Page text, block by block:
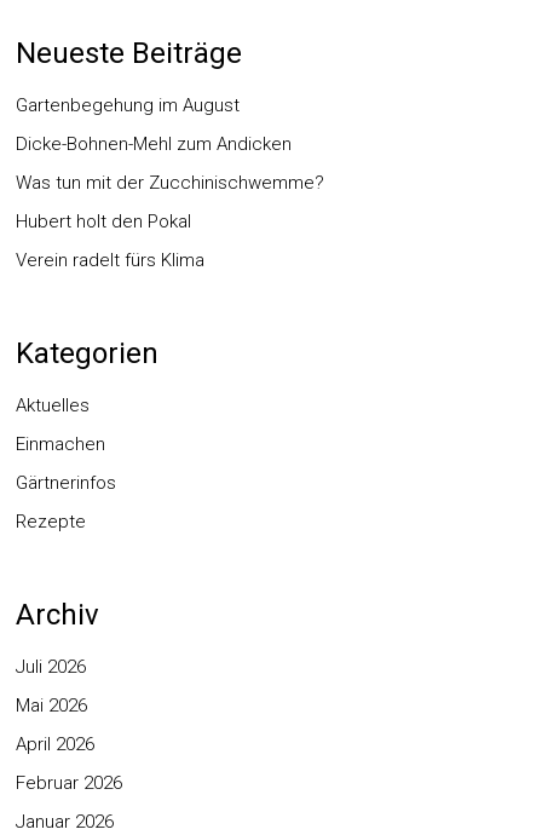
Neueste Beiträge
Gartenbegehung im August
Dicke-Bohnen-Mehl zum Andicken
Was tun mit der Zucchinischwemme?
Hubert holt den Pokal
Verein radelt fürs Klima
Kategorien
Aktuelles
Einmachen
Gärtnerinfos
Rezepte
Archiv
Juli 2026
Mai 2026
April 2026
Februar 2026
Januar 2026